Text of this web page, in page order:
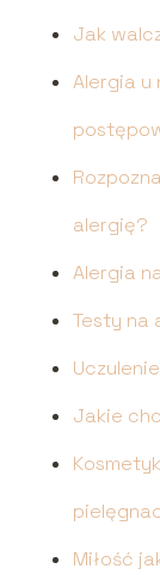
Jak
Alergia u
alergię?
Alergia
Testy na
Jakie
Miłość